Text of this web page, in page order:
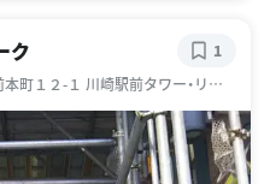
ク
町１２-１ 川崎駅前タワー・リバ
1